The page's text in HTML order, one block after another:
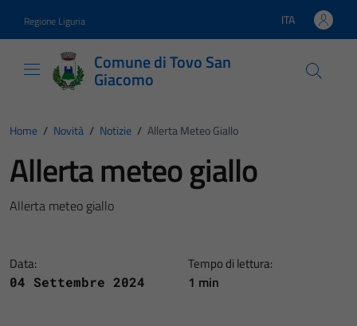
Regione Liguria Lingua attiva:
ITA
Comune di Tovo San
Giacomo
Home / Novità / Notizie / Allerta Meteo Giallo
Allerta meteo giallo
Allerta meteo giallo
Data:
04 Settembre 2024
Tempo di lettura:
1 min